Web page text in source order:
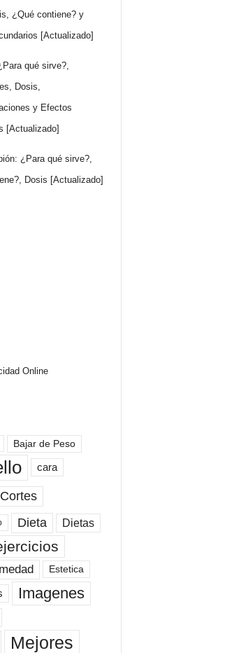
¿Qué contiene? y
[Actualizado]
qué sirve?,
Dosis,
y Efectos
[Actualizado]
¿Para qué sirve?,
Dosis [Actualizado]
Online
Bajar de Peso
cara
Cortes
Dieta Dietas
Estetica
Imagenes
Mejores